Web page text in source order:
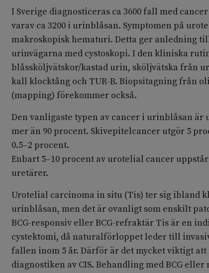
I Sverige diagnosticeras ca 3600 fall med
varav ca 3200 i urinblåsan. Symptomen på
makroskopisk hematuri. Detta ger anledning
urinvägarna med cystoskopi. I den kliniska
blåssköljvätskor/kastad urin, sköljvätska från
kall klocktång och TUR-B. Biopsitagning från
(mapping) förekommer också.
Den vanligaste typen av cancer i urinblåsan
mer än 90 procent. Skivepitelcancer utgör 5
0.5–2 procent.
Enbart 5–10 procent av urotelial cancer
uretärer.
Urotelial carcinoma in situ (Tis) ter sig ibland
urinblåsan, men det är ovanligt som enskilt
BCG-responsiv eller BCG-refraktär Tis är en
cystektomi, då naturalförloppet leder till
fallen inom 5 år. Därför är det mycket viktigt att
diagnostiken av CIS. Behandling med BCG